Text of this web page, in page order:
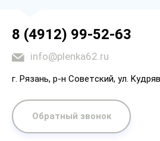
8 (4912) 99-52-63
info@plenka62.ru
г. Рязaнь, p-н Coвeтcкий, yл.
Обратный звонок